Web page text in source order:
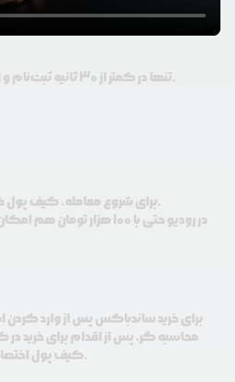
تنها در کمتر از 30 ثانیه ثبت‌نام و احراز هویت خود را تکمیل کنید.
برای شروع معامله، کیف پول خود را به میزان دلخواه شارژ کنید.
در رودیو حتی با 100 هزار
برای خرید ساندباکس پس از وارد کردن
محاسبه گر، پس از اقدام برای خرید در
کیف پول اختصاصی شما قابل مشاهده میباشد.